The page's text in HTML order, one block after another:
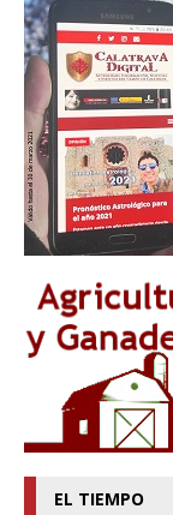
EL TIEMPO